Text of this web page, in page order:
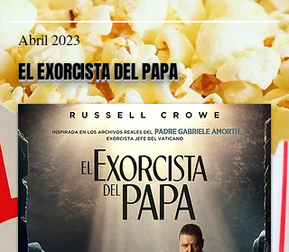
Abril 2023
EL EXORCISTA DEL PAPA